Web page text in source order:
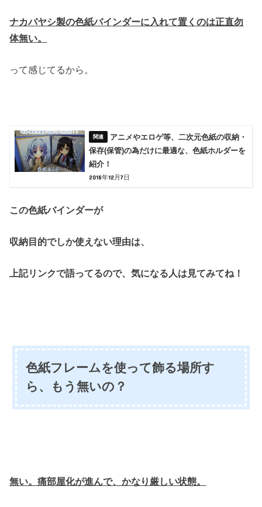
ナカバヤシ製の色紙バインダーに入れて置くのは正直勿
体無い。
って感じてるから。
アニメやエロゲ等、二次元色紙の収納・
保存(保管)の為だけに最適な、色紙ホルダーを
紹介！
2018年12月7日
この色紙バインダーが
収納目的でしか使えない理由は、
上記リンクで語ってるので、気になる人は見てみてね！
色紙フレームを使って飾る場所す
ら、もう無いの？
無い。痛部屋化が進んで、かなり厳しい状態。